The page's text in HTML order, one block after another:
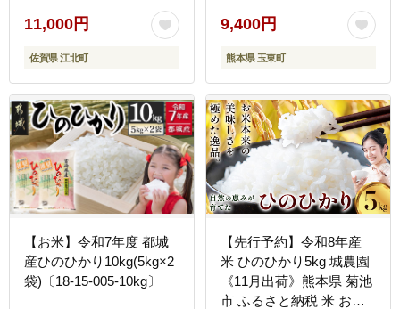
11,000円
佐賀県 江北町
gkt_lcl_708_5kg---
9,400円
熊本県 玉東町
【お米】令和7年度 都城
産ひのひかり10kg(5kg×2
袋)〔18-15-005-10kg〕
【先行予約】令和8年産
米 ひのひかり5kg 城農園
《11月出荷》熊本県 菊池
市 ふるさと納税 米 お米